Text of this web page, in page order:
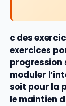
c des
exercices
progression
moduler
soit pour la
le maintien